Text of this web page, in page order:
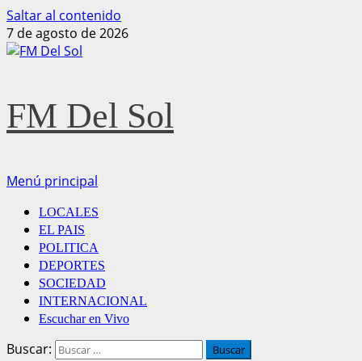
Saltar al contenido
7 de agosto de 2026
FM Del Sol
Menú principal
LOCALES
EL PAIS
POLITICA
DEPORTES
SOCIEDAD
INTERNACIONAL
Escuchar en Vivo
Buscar: